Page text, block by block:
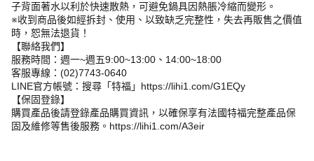
子背面著水以利於快速散熱，可避免鍋具因熱脹冷縮而變形。
※收到商品後如經拆封、使用、以致缺乏完整性，失去再販售之價值
時，恕無法退貨！
【聯絡我們】
服務時間：週一~週五9:00~13:00、14:00~18:00
客服專線：(02)7743-0640
LINE官方帳號：搜尋「特福」https://lihi1.com/G1EQy
【保固登錄】
購買產品後請登錄產品購買資訊，以確保享有法國特福完整產品保
固及維修等售後服務。https://lihi1.com/A3eir